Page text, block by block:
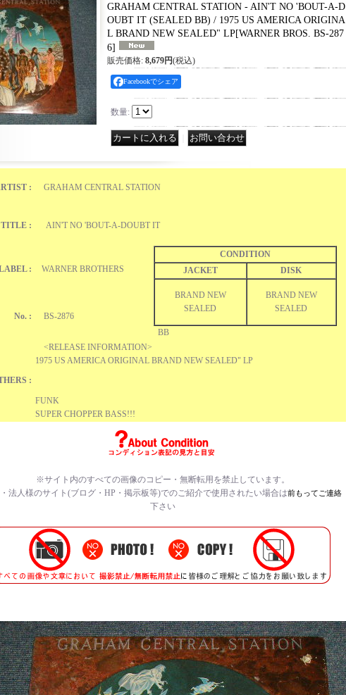
GRAHAM CENTRAL STATION - AIN'T NO 'BOUT-A-D
OUBT IT (SEALED BB) / 1975 US AMERICA ORIGINA
L BRAND NEW SEALED" LP[WARNER BROS. BS-287
6]
販売価格: 8,679円(税込)
Facebookでシェア
数量:
: GRAHAM CENTRAL STATION
TITLE : AIN'T NO 'BOUT-A-DOUBT IT
: WARNER BROTHERS
CONDITION
JACKET
DISK
BRAND NEW
SEALED
BRAND NEW
SEALED
BB
No. : BS-2876
:
<RELEASE INFORMATION>
1975 US AMERICA ORIGINAL BRAND NEW SEALED" LP
FUNK
SUPER CHOPPER BASS!!!
※サイト内のすべての画像のコピー・無断転用を禁止しています。
法人様のサイト(ブログ・HP・掲示板等)でのご紹介で使用されたい場合は前もってご連絡
下さい